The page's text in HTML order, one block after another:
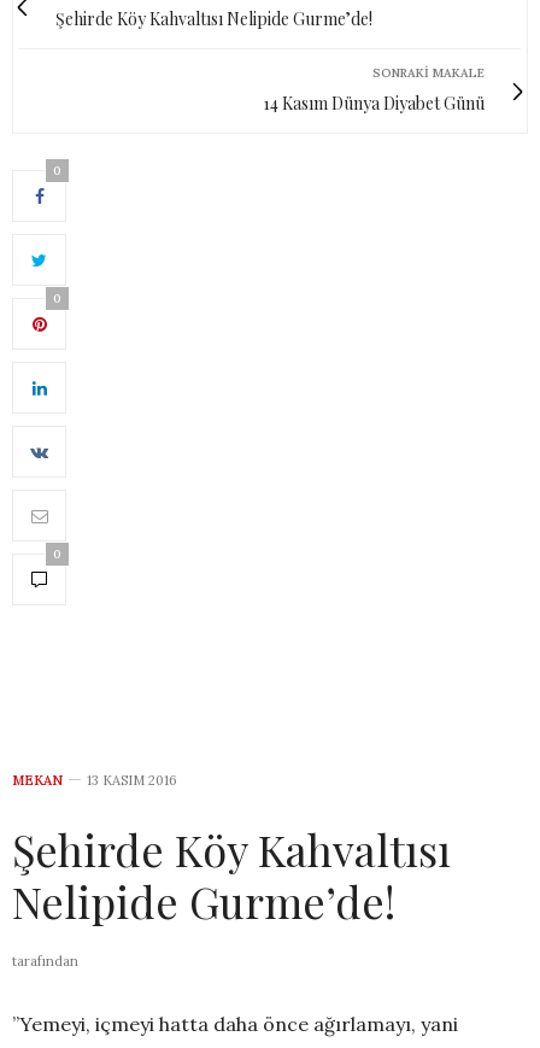
Şehirde Köy Kahvaltısı Nelipide Gurme’de!
SONRAKI MAKALE
14 Kasım Dünya Diyabet Günü
0
0
0
MEKAN 13 KASIM 2016
Şehirde Köy Kahvaltısı
Nelipide Gurme’de!
tarafından
’’Yemeyi, içmeyi hatta daha önce ağırlamayı, yani